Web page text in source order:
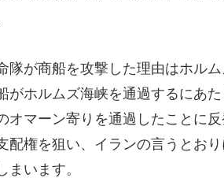
隊が商船を攻撃した理由はホル
がホルムズ海峡を通過するにあ
オマーン寄りを通過したことに
配権を狙い、イランの言うとお
まいます。